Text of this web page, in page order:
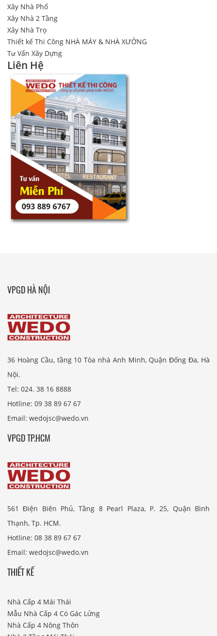
Xây Nhà Phố
Xây Nhà 2 Tầng
Xây Nhà Trọ
Thiết kế Thi Công NHÀ MÁY & NHÀ XƯỞNG
Tư Vấn Xây Dựng
Liên Hệ
VPGD HÀ NỘI
36 Hoàng Cầu, tầng 10 Tòa nhà Anh Minh, Quận Đống Đa, Hà
Nội.
Tel: 024. 38 16 8888
Hotline: 09 38 89 67 67
Email: wedojsc@wedo.vn
VPGD TP.HCM
561 Điện Biên Phủ, Tầng 8 Pearl Plaza, P. 25, Quận Bình
Thạnh, Tp. HCM.
Hotline: 08 38 89 67 67
Email: wedojsc@wedo.vn
THIẾT KẾ
Nhà Cấp 4 Mái Thái
Mẫu Nhà Cấp 4 Có Gác Lửng
Nhà Cấp 4 Nông Thôn